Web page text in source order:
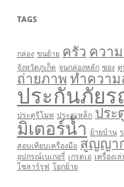
TAGS
กล่อง ขนย้าย ครัว ควา
จังหวัดภูเก็ต จูนกล่องหลัก ซอง ดู
ถ่ายภาพทำความ
ประกันภัย
ประตูรีโมท ประตูเหล็ก ประ
มิเตอร์น้ำ ย้ายบ้าน
สอบเทียบเครื่องมือ สูญญา
อุปกรณ์เบเกอรี่ เกรดเอ เครื่องเ
โซลาร์รูฟ โยกย้าย